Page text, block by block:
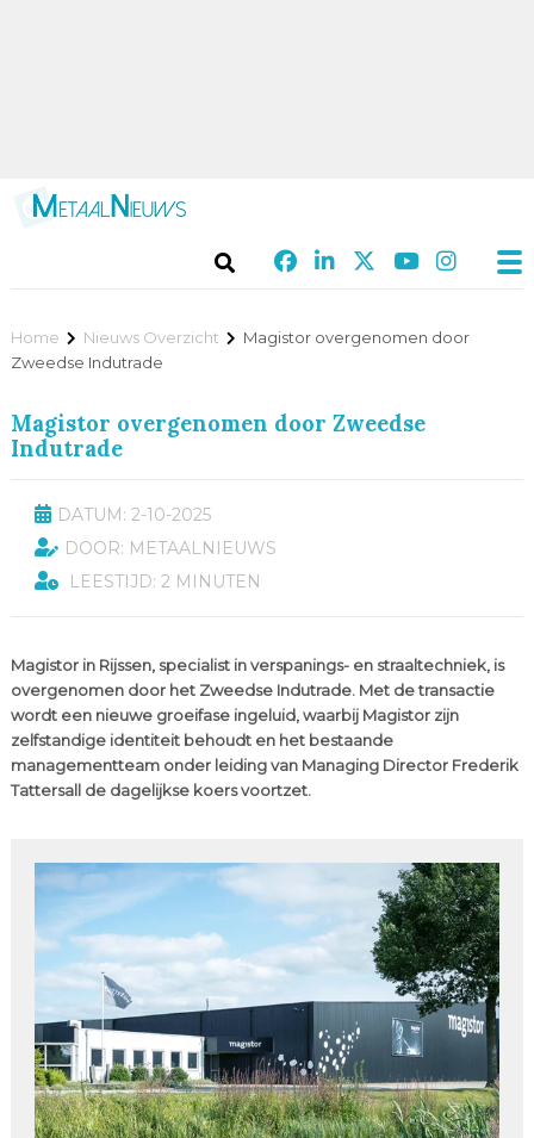
Home Nieuws Overzicht
Magistor overgenomen door
Zweedse Indutrade
Magistor overgenomen door Zweedse
Indutrade
DATUM: 2-10-2025
DOOR: METAALNIEUWS
LEESTIJD: 2 MINUTEN
Magistor in Rijssen, specialist in verspanings- en straaltechniek, is
overgenomen door het Zweedse Indutrade. Met de transactie
wordt een nieuwe groeifase ingeluid, waarbij Magistor zijn
zelfstandige identiteit behoudt en het bestaande
managementteam onder leiding van Managing Director Frederik
Tattersall de dagelijkse koers voortzet.